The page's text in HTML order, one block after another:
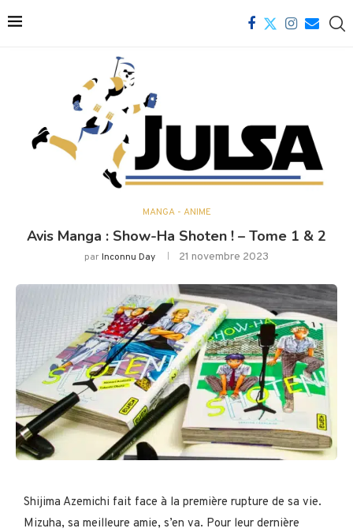
MANGA - ANIME
Avis Manga : Show-Ha Shoten ! – Tome 1 & 2
parInconnu Day 21 novembre 2023
Shijima Azemichi fait face à la première rupture de sa vie.
Mizuha, sa meilleure amie, s’en va. Pour leur dernière